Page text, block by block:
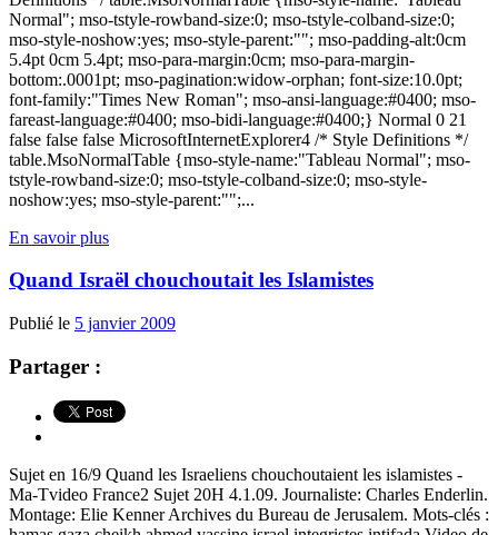
Normal"; mso-tstyle-rowband-size:0; mso-tstyle-colband-size:0;
mso-style-noshow:yes; mso-style-parent:""; mso-padding-alt:0cm
5.4pt 0cm 5.4pt; mso-para-margin:0cm; mso-para-margin-
bottom:.0001pt; mso-pagination:widow-orphan; font-size:10.0pt;
font-family:"Times New Roman"; mso-ansi-language:#0400; mso-
fareast-language:#0400; mso-bidi-language:#0400;} Normal 0 21
false false false MicrosoftInternetExplorer4 /* Style Definitions */
table.MsoNormalTable {mso-style-name:"Tableau Normal"; mso-
tstyle-rowband-size:0; mso-tstyle-colband-size:0; mso-style-
noshow:yes; mso-style-parent:"";...
En savoir plus
Quand Israël chouchoutait les Islamistes
Publié le 5 janvier 2009
Partager :
Sujet en 16/9 Quand les Israeliens chouchoutaient les islamistes -
Ma-Tvideo France2 Sujet 20H 4.1.09. Journaliste: Charles Enderlin.
Montage: Elie Kenner Archives du Bureau de Jerusalem. Mots-clés :